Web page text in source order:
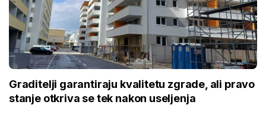
Graditelji garantiraju kvalitetu zgrade, ali pravo
stanje otkriva se tek nakon useljenja